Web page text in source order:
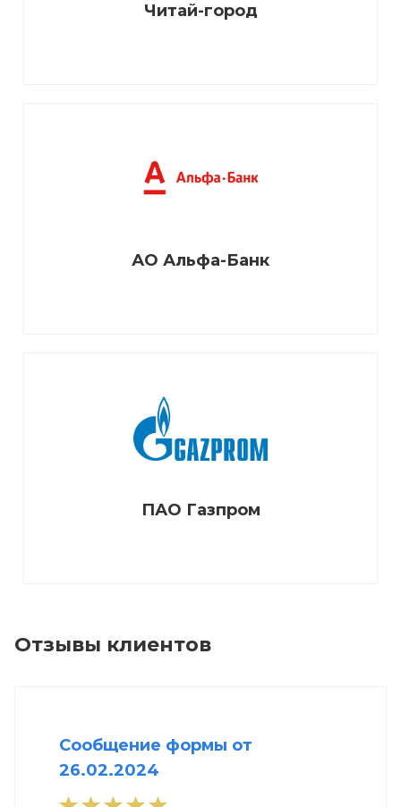
Читай-город
АО Альфа-Банк
ПАО Газпром
Отзывы клиентов
Сообщение формы от
26.02.2024